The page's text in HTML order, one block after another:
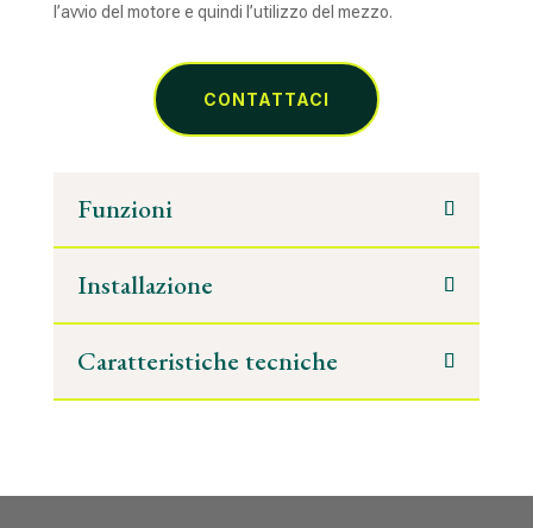
l’avvio del motore e quindi l’utilizzo del mezzo.
CONTATTACI
Funzioni
Installazione
Caratteristiche tecniche